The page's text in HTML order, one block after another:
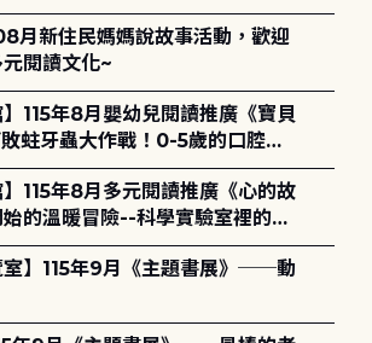
月新住民媽媽說故事活動，歡迎
閱讀文化~
】115年8月嬰幼兒閱讀推廣《寶貝
蛀牙蟲大作戰！0-5歲的口腔照
】115年8月多元閱讀推廣《心的故
的溫暖冒險--科學實驗室裡的放
室】115年9月《主題書展》──動